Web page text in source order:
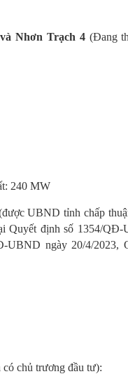
Nhơn Trạch 4 (Đang
240 MW
UBND tỉnh chấp
Quyết định số 1354/QĐ-
UBND ngày 20/4/2023,
có chủ trương đầu tư):